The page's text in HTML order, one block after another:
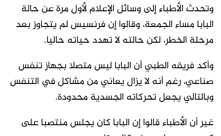
وتحدث الأطباء إلى وسائل الإعلام لأول مرة عن حالة
البابا مساء الجمعة، وقالوا إن فرنسيس لم يتجاوز بعد
مرحلة الخطر، لكن حالته لا تهدد حياته حاليا.
وأكد فريقه الطبي أن البابا ليس متصلا بجهاز تنفس
صناعي، رغم أنه لا يزال يعاني من مشاكل في التنفس
وبالتالي يجعل تحركاته الجسدية محدودة.
غير أن الأطباء قالوا إن البابا كان يجلس منتصبا على